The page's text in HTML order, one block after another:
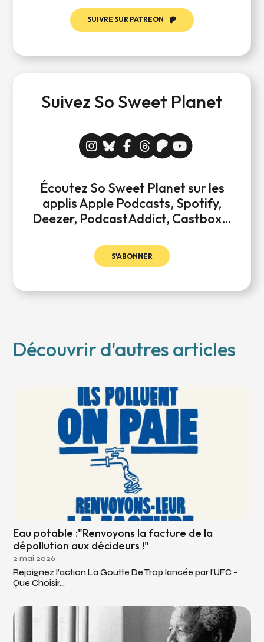
SUIVRE SUR PATREON
Suivez So Sweet Planet
Écoutez So Sweet Planet sur les
applis Apple Podcasts, Spotify,
Deezer, PodcastAddict, Castbox…
S'ABONNER
Découvrir d'autres articles
Eau potable :"Renvoyons la facture de la
dépollution aux décideurs !"
2 mai 2026
Rejoignez l’action La Goutte De Trop lancée par l'UFC -
Que Choisir...